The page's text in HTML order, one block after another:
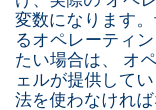
変数になります
るオペレーティ
たい場合は、 オ
ェルが提供して
法を使わなけれ